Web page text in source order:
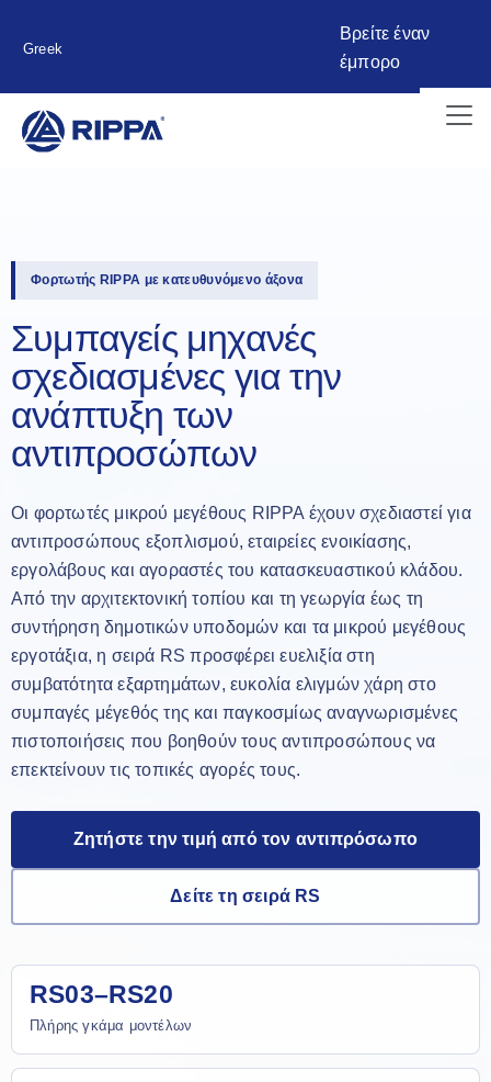
Greek
Βρείτε έναν
έμπορο
Φορτωτής RIPPA με κατευθυνόμενο άξονα
Συμπαγείς μηχανές
σχεδιασμένες για την
ανάπτυξη των
αντιπροσώπων
Οι φορτωτές μικρού μεγέθους RIPPA έχουν σχεδιαστεί για
αντιπροσώπους εξοπλισμού, εταιρείες ενοικίασης,
εργολάβους και αγοραστές του κατασκευαστικού κλάδου.
Από την αρχιτεκτονική τοπίου και τη γεωργία έως τη
συντήρηση δημοτικών υποδομών και τα μικρού μεγέθους
εργοτάξια, η σειρά RS προσφέρει ευελιξία στη
συμβατότητα εξαρτημάτων, ευκολία ελιγμών χάρη στο
συμπαγές μέγεθός της και παγκοσμίως αναγνωρισμένες
πιστοποιήσεις που βοηθούν τους αντιπροσώπους να
επεκτείνουν τις τοπικές αγορές τους.
Ζητήστε την τιμή από τον αντιπρόσωπο
Δείτε τη σειρά RS
RS03–RS20
Πλήρης γκάμα μοντέλων